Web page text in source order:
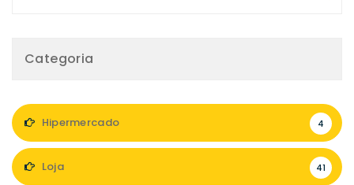
Categoria
Hipermercado 4
Loja 41